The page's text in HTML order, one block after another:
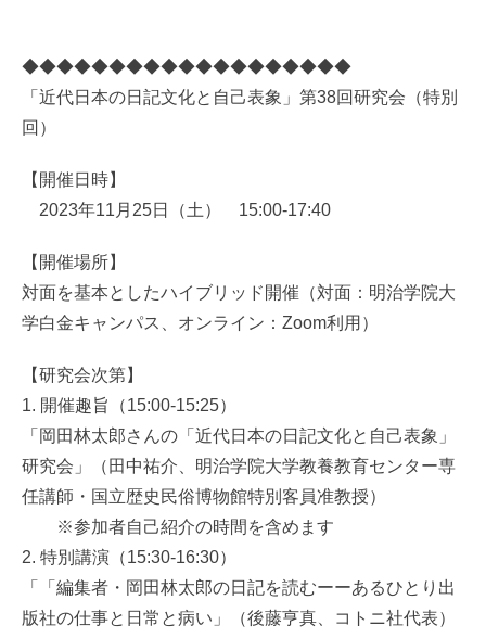
◆◆◆◆◆◆◆◆◆◆◆◆◆◆◆◆◆◆◆
「近代日本の日記文化と自己表象」第38回研究会（特別
回）
【開催日時】
2023年11月25日（土） 15:00-17:40
【開催場所】
対面を基本としたハイブリッド開催（対面：明治学院大
学白金キャンパス、オンライン：Zoom利用）
【研究会次第】
1. 開催趣旨（15:00-15:25）
「岡田林太郎さんの「近代日本の日記文化と自己表象」
研究会」（田中祐介、明治学院大学教養教育センター専
任講師・国立歴史民俗博物館特別客員准教授）
※参加者自己紹介の時間を含めます
2. 特別講演（15:30-16:30）
「「編集者・岡田林太郎の日記を読むーーあるひとり出
版社の仕事と日常と病い」（後藤亨真、コトニ社代表）